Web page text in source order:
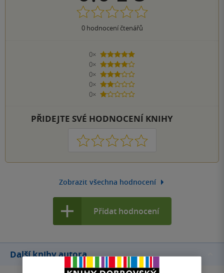
0hodnocení čtenářů
0×
5 hvězdiček
0×
4 hvězdičky
0×
3 hvězdičky
0×
2 hvězdičky
0×
1 hvezdička
PŘIDEJTE SVÉ HODNOCENÍ KNIHY
1 2 3 4 5
Zobrazit všechna hodnocení
Přidat hodnocení
Další knihy autora